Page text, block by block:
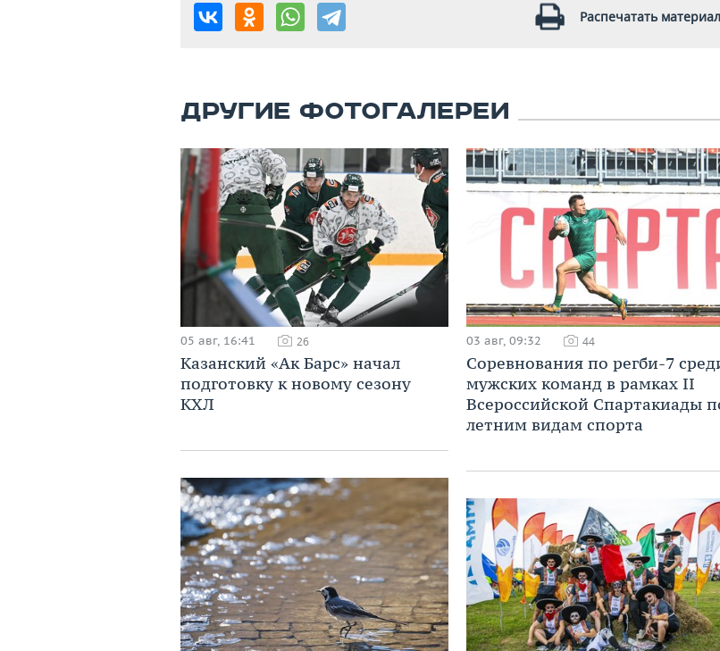
Распечатать материал
ДРУГИЕ ФОТОГАЛЕРЕИ
05 авг, 16:41 26
Казанский «Ак Барс» начал
подготовку к новому сезону
КХЛ
03 авг, 09:32 44
Соревнования по регби-7
мужских команд в рамках II
Всероссийской Спартакиады
летним видам спорта